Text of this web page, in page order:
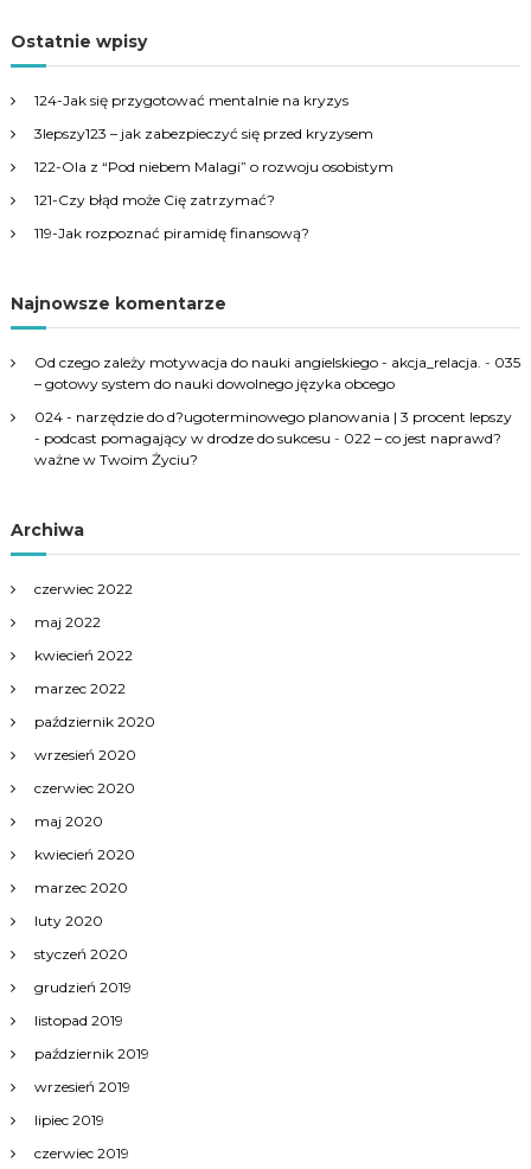
r
c
f
o
r
Ostatnie wpisy
124-Jak się przygotować mentalnie na kryzys
3lepszy123 – jak zabezpieczyć się przed kryzysem
122-Ola z “Pod niebem Malagi” o rozwoju osobistym
121-Czy błąd może Cię zatrzymać?
119-Jak rozpoznać piramidę finansową?
Najnowsze komentarze
Od czego zależy motywacja do nauki angielskiego - akcja_relacja. - 035
– gotowy system do nauki dowolnego języka obcego
024 - narzędzie do d?ugoterminowego planowania | 3 procent lepszy
- podcast pomagający w drodze do sukcesu - 022 – co jest naprawd?
ważne w Twoim Życiu?
Archiwa
czerwiec 2022
maj 2022
kwiecień 2022
marzec 2022
październik 2020
wrzesień 2020
czerwiec 2020
maj 2020
kwiecień 2020
marzec 2020
luty 2020
styczeń 2020
grudzień 2019
listopad 2019
październik 2019
wrzesień 2019
lipiec 2019
czerwiec 2019